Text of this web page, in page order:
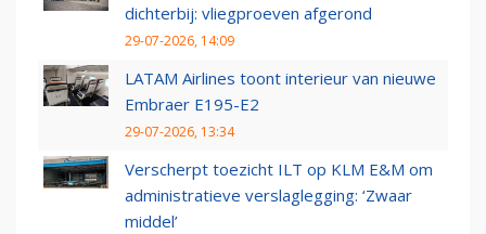
dichterbij: vliegproeven afgerond
29-07-2026, 14:09
LATAM Airlines toont interieur van nieuwe
Embraer E195-E2
29-07-2026, 13:34
Verscherpt toezicht ILT op KLM E&M om
administratieve verslaglegging: ‘Zwaar
middel’